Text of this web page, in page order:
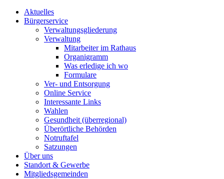
Aktuelles
Bürgerservice
Verwaltungsgliederung
Verwaltung
Mitarbeiter im Rathaus
Organigramm
Was erledige ich wo
Formulare
Ver- und Entsorgung
Online Service
Interessante Links
Wahlen
Gesundheit (überregional)
Überörtliche Behörden
Notruftafel
Satzungen
Über uns
Standort & Gewerbe
Mitgliedsgemeinden